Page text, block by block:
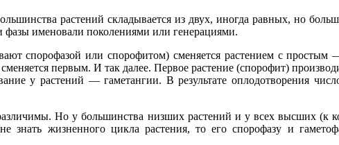
растений складывается из двух, иногда равных, но
фазы именовали поколениями или генерациями.
спорофазой или спорофитом) сменяется растением с
первым. И так далее. Первое растение (спорофит)
у растений — гаметангии. В результате оплодотворения
Но у большинства низших растений и у всех высших (к
жизненного цикла растения, то его спорофазу и